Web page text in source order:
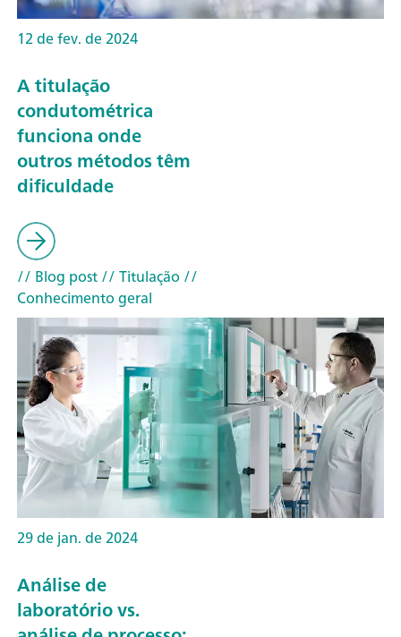
12 de fev. de 2024
A titulação
condutométrica
funciona onde
outros métodos têm
dificuldade
// Blog post// Titulação //
Conhecimento geral
29 de jan. de 2024
Análise de
laboratório vs.